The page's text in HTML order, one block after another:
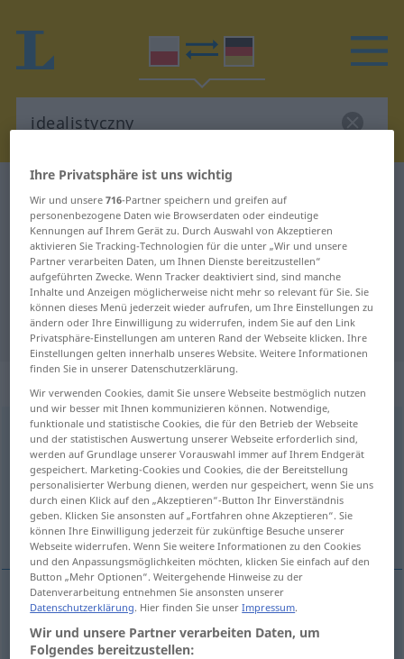
Polnisch-Deutsch Übersetzung für
"idealistyczny"
"idealistyczny" Deutsch
Übersetzung
„idealistyczny“
idealistyczny
Übersicht aller Übersetzungen
(Für mehr Details die Übersetzung anklicken/antippen)
idealistisch
idealistyczny
Ihre Privatsphäre ist uns wichtig
Wir und unsere716-Partner speichern und greifen auf
personenbezogene Daten wie Browserdaten oder eindeutige
Kennungen auf Ihrem Gerät zu. Durch Auswahl von Akzeptieren
aktivieren Sie Tracking-Technologien für die unter „Wir und unsere
Partner verarbeiten Daten, um Ihnen Dienste bereitzustellen“
aufgeführten Zwecke. Wenn Tracker deaktiviert sind, sind manche
Inhalte und Anzeigen möglicherweise nicht mehr so relevant für Sie. Sie
können dieses Menü jederzeit wieder aufrufen, um Ihre Einstellungen zu
ändern oder Ihre Einwilligung zu widerrufen, indem Sie auf den Link
Privatsphäre-Einstellungen am unteren Rand der Webseite klicken. Ihre
Einstellungen gelten innerhalb unseres Website. Weitere Informationen
finden Sie in unserer Datenschutzerklärung.
Wir verwenden Cookies, damit Sie unsere Webseite bestmöglich nutzen
und wir besser mit Ihnen kommunizieren können. Notwendige,
funktionale und statistische Cookies, die für den Betrieb der Webseite
und der statistischen Auswertung unserer Webseite erforderlich sind,
werden auf Grundlage unserer Vorauswahl immer auf Ihrem Endgerät
gespeichert. Marketing-Cookies und Cookies, die der Bereitstellung
personalisierter Werbung dienen, werden nur gespeichert, wenn Sie uns
durch einen Klick auf den „Akzeptieren“-Button Ihr Einverständnis
geben. Klicken Sie ansonsten auf „Fortfahren ohne Akzeptieren“. Sie
können Ihre Einwilligung jederzeit für zukünftige Besuche unserer
Webseite widerrufen. Wenn Sie weitere Informationen zu den Cookies
und den Anpassungsmöglichkeiten möchten, klicken Sie einfach auf den
Button „Mehr Optionen“. Weitergehende Hinweise zu der
Datenverarbeitung entnehmen Sie ansonsten unserer
Datenschutzerklärung. Hier finden Sie unserImpressum.
Wir und unsere Partner verarbeiten Daten, um
Folgendes bereitzustellen: